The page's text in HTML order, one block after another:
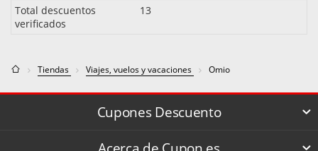
Total descuentos
verificados
13
Tiendas Viajes, vuelos y vacaciones Omio
Cupones Descuento